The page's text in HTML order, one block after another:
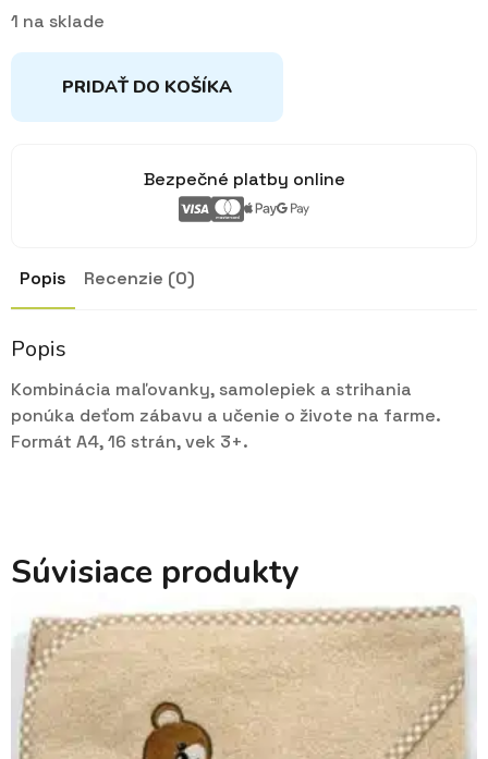
1 na sklade
PRIDAŤ DO KOŠÍKA
Bezpečné platby online
Popis Recenzie (0)
Popis
Kombinácia maľovanky, samolepiek a strihania
ponúka deťom zábavu a učenie o živote na farme.
Formát A4, 16 strán, vek 3+.
Súvisiace produkty